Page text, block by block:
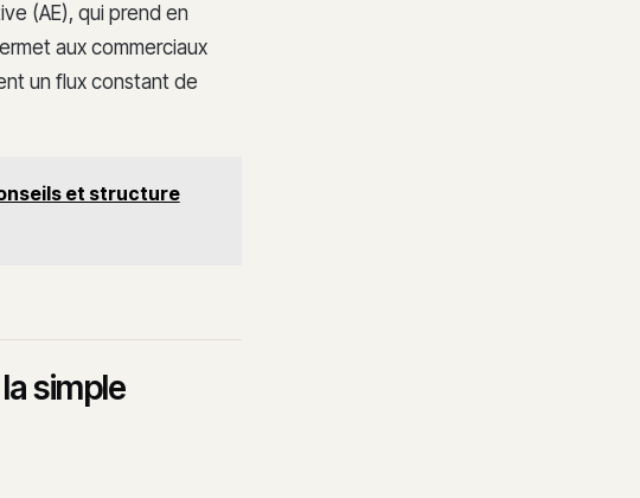
(AE), qui prend en
aux commerciaux
un flux constant de
et structure
simple